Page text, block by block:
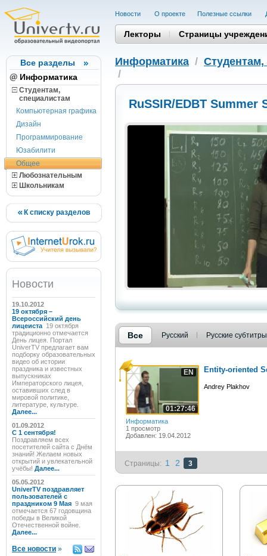
Все разделы
Информатика
Студентам,
cпециалистам
Компьютерная графика
Дизайн
Программирование
Юзабилити
Общее
Любознательным
Школьникам
К списку разделов
Новости
19.10.2012
19 октября –
Всероссийский день
лицеиста 19 октября
традиционно отмечается
День лицея. Портал
UniverTV предлагает вам
подборку образовательных
видео об истории
праздника и известных
выпускниках
Императорского лицея,
оставивших след в
мировой политике,
литературе, культуре.
Далее...
01.09.2012
C 1 сентября!
Поздравляем всех
посетителей сайта с Днём
знаний! Желаем новых
открытий и увлекательной
учёбы! Далее...
05.05.2012
UniverTV поздравляет
пользователей с
праздником 9 Мая 9 мая
отмечается 67 годовщина
победы в Великой
Отечественной войне.
Далее...
Все новости »
Новости О проекте Полезные cсылки
Лекторы Страницы
Информатика /
/
RuSSIR/EDBT Summer
Все Русский Русские субтитры
EN
01:27:46
Информатика
1 просмотр
Добавлен: 19.04.2012
Entity-oriented
Andrey Plakhov
Страницы: 1 2 3